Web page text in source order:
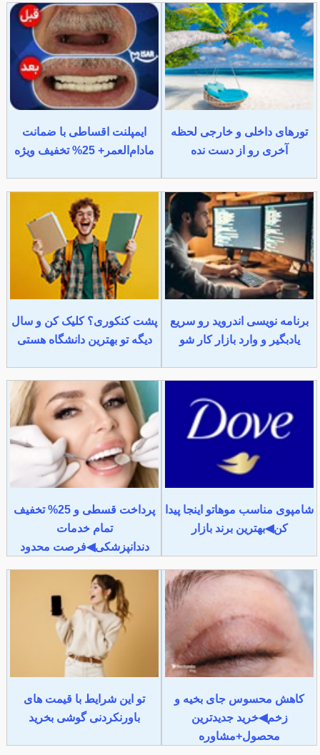
تورهای داخلی و خارجی لحظه
آخری رو از دست نده
ایمپلنت اقساطی با ضمانت
مادام‌العمر+ 25% تخفیف ویژه
برنامه نویسی اندروید رو سریع
یادبگیر و وارد بازار کار شو
پشت کنکوری؟ کلیک کن و سال
دیگه تو بهترین دانشگاه هستی
شامپوی مناسب موهاتو اینجا پیدا
کن◀بهترین برند بازار
پرداخت قسطی و 25% تخفیف
تمام خدمات
دندانپزشکی◀فرصت محدود
کاهش محسوس جای بخیه و
زخم◀خرید جدیدترین
محصول+مشاوره
تو این شرایط با قیمت های
باورنکردنی گوشی بخرید